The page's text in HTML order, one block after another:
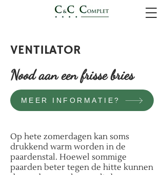
VENTILATOR
Nood aan een frisse bries
MEER INFORMATIE?
Op hete zomerdagen kan soms
drukkend warm worden in de
paardenstal. Hoewel sommige
paarden beter tegen de hitte kunnen